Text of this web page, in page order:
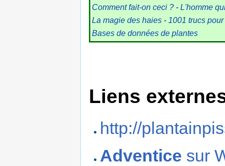
Comment fait-on ceci ? - L'homme
La magie des haies - 1001 trucs
Bases de données de plantes
Liens
http://
Adventice sur